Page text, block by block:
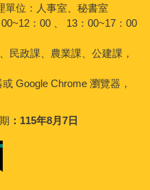
單位：人事室、秘書室
：00 、 13：00~17：00
民政課、農業課、公建課，
Google Chrome 瀏覽器，
115年8月7日